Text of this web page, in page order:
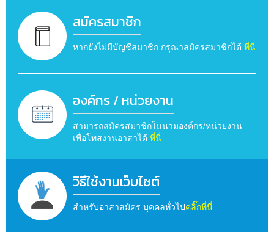
สมัครสมาชิก
หากยังไม่มีบัญชีสมาชิก กรุณาสมัครสมาชิกได้ ที่นี่
องค์กร / หน่วยงาน
สามารถสมัครสมาชิกในนามองค์กร/หน่วยงาน
เพื่อโพสงานอาสาได้ ที่นี่
วิธีใช้งานเว็บไซต์
สำหรับอาสาสมัคร บุคคลทั่วไปคลิ๊กที่นี่